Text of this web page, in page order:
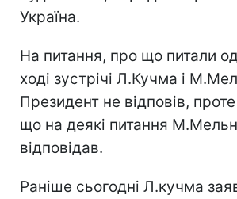
Україна.
На питання, про що питали
ході зустрічі Л.Кучма і
Президент не відповів,
що на деякі питання
відповідав.
Раніше сьогодні Л.кучма